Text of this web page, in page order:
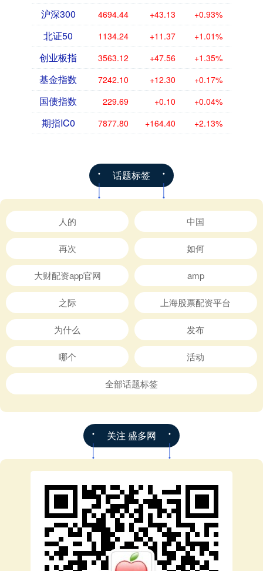
沪深300 4694.44 +43.13 +0.93%
北证50 1134.24 +11.37 +1.01%
创业板指 3563.12 +47.56 +1.35%
基金指数 7242.10 +12.30 +0.17%
国债指数 229.69 +0.10 +0.04%
期指IC0 7877.80 +164.40 +2.13%
话题标签
人的 中国
再次 如何
大财配资app官网 amp
之际 上海股票配资平台
为什么 发布
哪个 活动
全部话题标签
关注 盛多网